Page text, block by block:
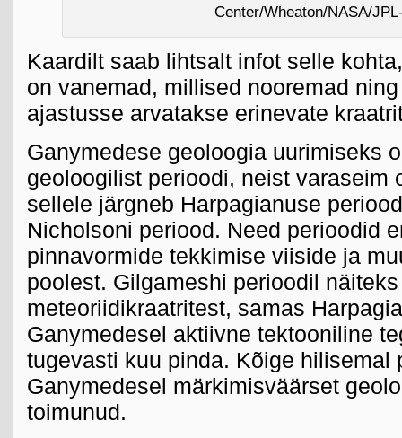
Center/Wheaton/NASA/
Kaardilt saab lihtsalt infot selle
on vanemad, millised nooremad
ajastusse arvatakse erinevate
Ganymedese geoloogia uurimiseks
geoloogilist perioodi, neist varaseim
sellele järgneb Harpagianuse
Nicholsoni periood. Need perioodid
pinnavormide tekkimise viiside ja
poolest. Gilgameshi perioodil
meteoriidikraatritest, samas
Ganymedesel aktiivne tektooniline
tugevasti kuu pinda. Kõige hilisemal
Ganymedesel märkimisväärset
toimunud.